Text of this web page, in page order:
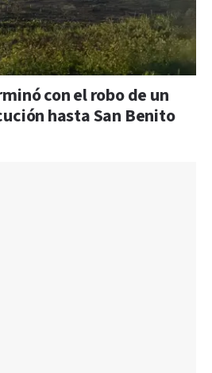
con el robo de un
hasta San Benito